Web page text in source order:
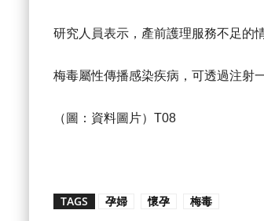
研究人員表示，產前護理服務不足的
梅毒屬性傳播感染疾病，可透過注射
（圖：資料圖片）T08
TAGS 孕婦 懷孕 梅毒